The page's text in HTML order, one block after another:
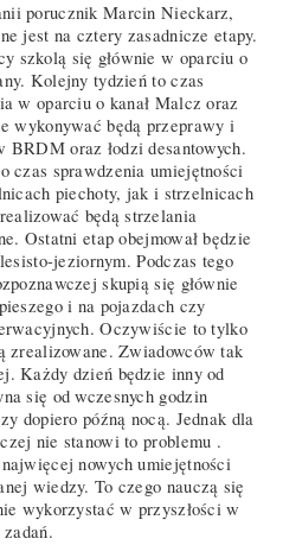
porucznik Marcin Nieckarz,
jest na cztery zasadnicze etapy.
szkolą się głównie w oparciu o
Kolejny tydzień to czas
w oparciu o kanał Malcz oraz
wykonywać będą przeprawy i
BRDM oraz łodzi desantowych.
czas sprawdzenia umiejętności
piechoty, jak i strzelnicach
będą strzelania
Ostatni etap obejmował będzie
jeziornym. Podczas tego
skupią się głównie
i na pojazdach czy
Oczywiście to tylko
zrealizowane. Zwiadowców tak
Każdy dzień będzie inny od
się od wczesnych godzin
dopiero późną nocą. Jednak dla
nie stanowi to problemu .
nowych umiejętności
wiedzy. To czego nauczą się
wykorzystać w przyszłości w